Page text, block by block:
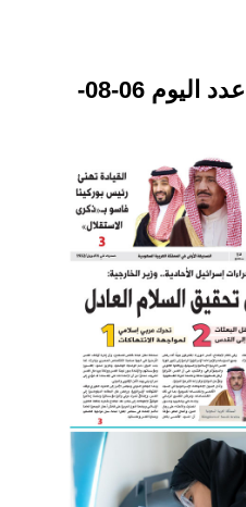
تحميل PDF البلاد عدد اليوم 06-08-